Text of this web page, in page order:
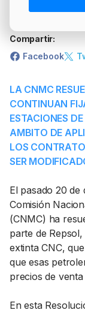
Compartir:
Facebook
LA CNMC
CONTINUAN
ESTACIONES
AMBITO DE
LOS
SER
El pasado 20 de
Comisión
(CNMC) ha
parte de
extinta CNC,
que esas
precios de
En esta
NEWSLETTER
LÍDERES
TABLÓN Y
MAKETPLACES
GSO AGRÍCOLA
GSO
EXISTENCIAS
MOD. 500-503
MODELO 319
LÍDERES